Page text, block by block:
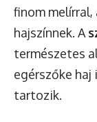
finom
hajszínnek. A
természetes
egérszőke
tartozik.